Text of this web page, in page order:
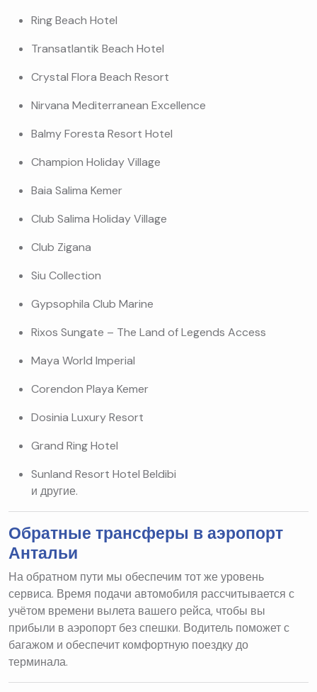
Ring Beach Hotel
Transatlantik Beach Hotel
Crystal Flora Beach Resort
Nirvana Mediterranean Excellence
Balmy Foresta Resort Hotel
Champion Holiday Village
Baia Salima Kemer
Club Salima Holiday Village
Club Zigana
Siu Collection
Gypsophila Club Marine
Rixos Sungate – The Land of Legends Access
Maya World Imperial
Corendon Playa Kemer
Dosinia Luxury Resort
Grand Ring Hotel
Sunland Resort Hotel Beldibi
и другие.
Обратные трансферы в аэропорт
Антальи
На обратном пути мы обеспечим тот же уровень
сервиса. Время подачи автомобиля рассчитывается с
учётом времени вылета вашего рейса, чтобы вы
прибыли в аэропорт без спешки. Водитель поможет с
багажом и обеспечит комфортную поездку до
терминала.